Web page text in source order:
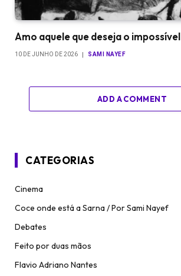
Amo aquele que deseja o impossível
10 DE JUNHO DE 2026 SAMI NAYEF
ADD A COMMENT
CATEGORIAS
Cinema
Coce onde está a Sarna / Por Sami Nayef
Debates
Feito por duas mãos
Flavio Adriano Nantes